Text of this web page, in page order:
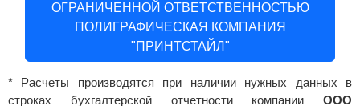
ОГРАНИЧЕННОЙ ОТВЕТСТВЕННОСТЬЮ
ПОЛИГРАФИЧЕСКАЯ КОМПАНИЯ
"ПРИНТСТАЙЛ"
* Расчеты производятся при наличии нужных данных в
строках бухгалтерской отчетности компании ООО